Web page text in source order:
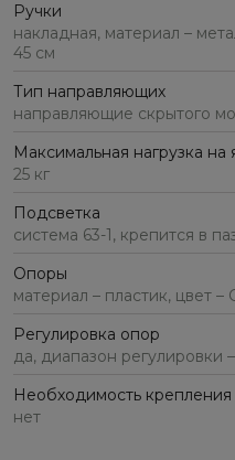
Ручки
накладная, материал –
45 см
Тип направляющих
направляющие скрытого
Максимальная нагрузка на
25 кг
Подсветка
система 63-1, крепится в
Опоры
материал – пластик, цвет
Регулировка опор
да, диапазон регулировки
Необходимость крепления
нет